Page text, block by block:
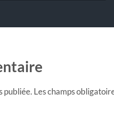
publiée. Les champs